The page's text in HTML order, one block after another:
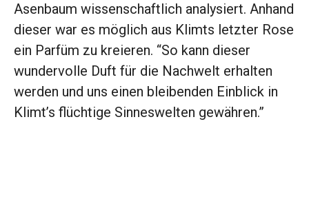
Asenbaum wissenschaftlich analysiert. Anhand
dieser war es möglich aus Klimts letzter Rose
ein Parfüm zu kreieren. “So kann dieser
wundervolle Duft für die Nachwelt erhalten
werden und uns einen bleibenden Einblick in
Klimt’s flüchtige Sinneswelten gewähren.”